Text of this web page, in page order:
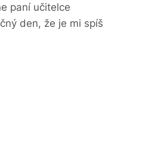
paní učitelce
den, že je mi spíš